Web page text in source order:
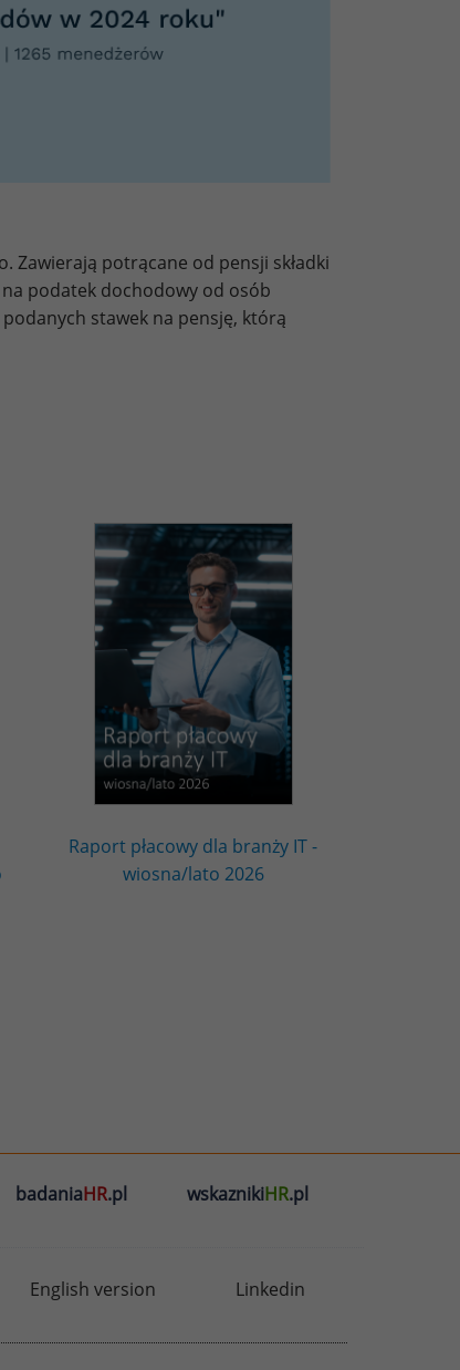
Zawierają potrącane od pensji składki
na podatek dochodowy od osób
stawek na pensję, którą
Raport płacowy dla branży IT -
wiosna/lato 2026
badaniaHR.pl wskaznikiHR.pl
English version Linkedin